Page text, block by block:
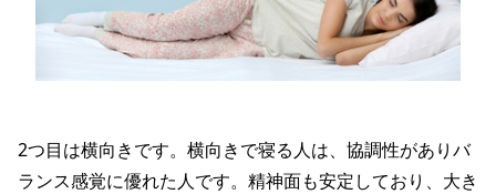
2つ目は横向きです。横向きで寝る人は、協調性がありバ
ランス感覚に優れた人です。精神面も安定しており、大き